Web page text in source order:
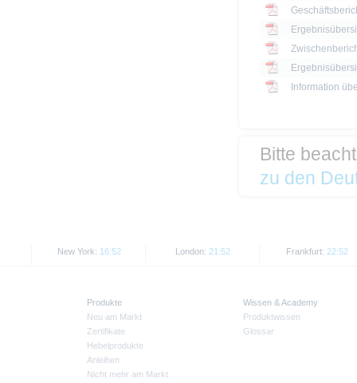
Information
Bitte
zu den
New York: 16:52 London: 21:52 Frankfurt: 22:52
Produkte
Neu am Markt
Zertifikate
Hebelprodukte
Anleihen
Nicht mehr am Markt
Wissen & Academy
Produktwissen
Glossar